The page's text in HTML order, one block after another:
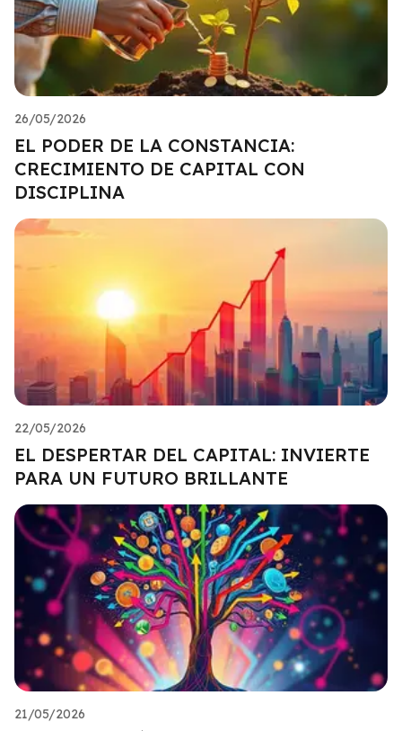
26/05/2026
EL PODER DE LA CONSTANCIA:
CRECIMIENTO DE CAPITAL CON
DISCIPLINA
22/05/2026
EL DESPERTAR DEL CAPITAL: INVIERTE
PARA UN FUTURO BRILLANTE
21/05/2026